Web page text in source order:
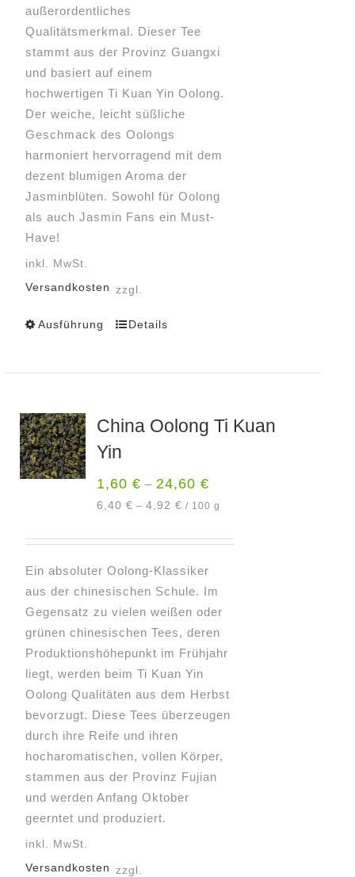
außerordentliches
Qualitätsmerkmal. Dieser Tee
stammt aus der Provinz Guangxi
und basiert auf einem
hochwertigen Ti Kuan Yin Oolong.
Der weiche, leicht süßliche
Geschmack des Oolongs
harmoniert hervorragend mit dem
dezent blumigen Aroma der
Jasminblüten. Sowohl für Oolong
als auch Jasmin Fans ein Must-
Have!
inkl. MwSt.
zzgl.
Versandkosten
Ausführung
Dieses
auf.
Die
können
auf
gewählt
werden
Details
China Oolong Ti Kuan
Yin
1,60€ – 24,60€
6,40€ –4,92€ / 100 g
Ein absoluter Oolong-Klassiker
aus der chinesischen Schule. Im
Gegensatz zu vielen weißen oder
grünen chinesischen Tees, deren
Produktionshöhepunkt im Frühjahr
liegt, werden beim Ti Kuan Yin
Oolong Qualitäten aus dem Herbst
bevorzugt. Diese Tees überzeugen
durch ihre Reife und ihren
hocharomatischen, vollen Körper,
stammen aus der Provinz Fujian
und werden Anfang Oktober
geerntet und produziert.
inkl. MwSt.
zzgl.
Versandkosten